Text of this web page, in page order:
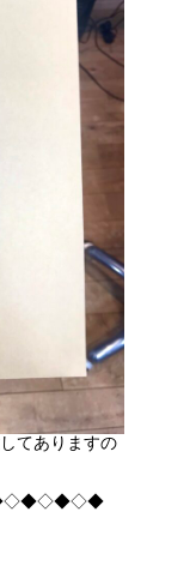
てありますの